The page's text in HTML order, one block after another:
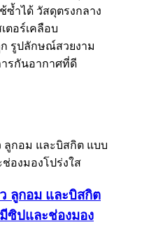
ซ้ำได้ วัสดุตรงกลาง
ตอร์เคลือบ
รูปลักษณ์สวยงาม
รกันอากาศที่ดี
ลูกอม และบิสกิต
ซิปและช่องมอง